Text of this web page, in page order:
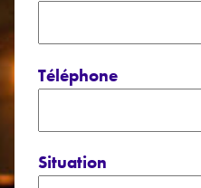
Téléphone
Situation